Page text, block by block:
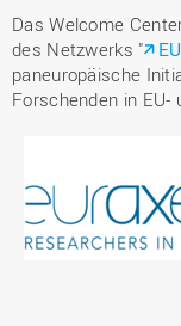
Das Welcome
des Netzwerks "
paneuropäische
Forschenden in EU-